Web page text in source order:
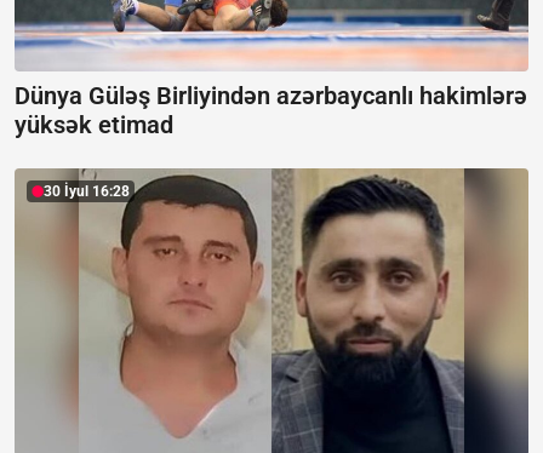
Dünya Güləş Birliyindən azərbaycanlı hakimlərə
yüksək etimad
30 İyul 16:28